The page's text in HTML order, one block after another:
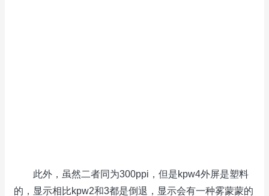
此外，虽然二者同为300ppi，但是kpw4外屏是塑料
的，显示相比kpw2和3都是倒退，显示会有一种雾蒙蒙的